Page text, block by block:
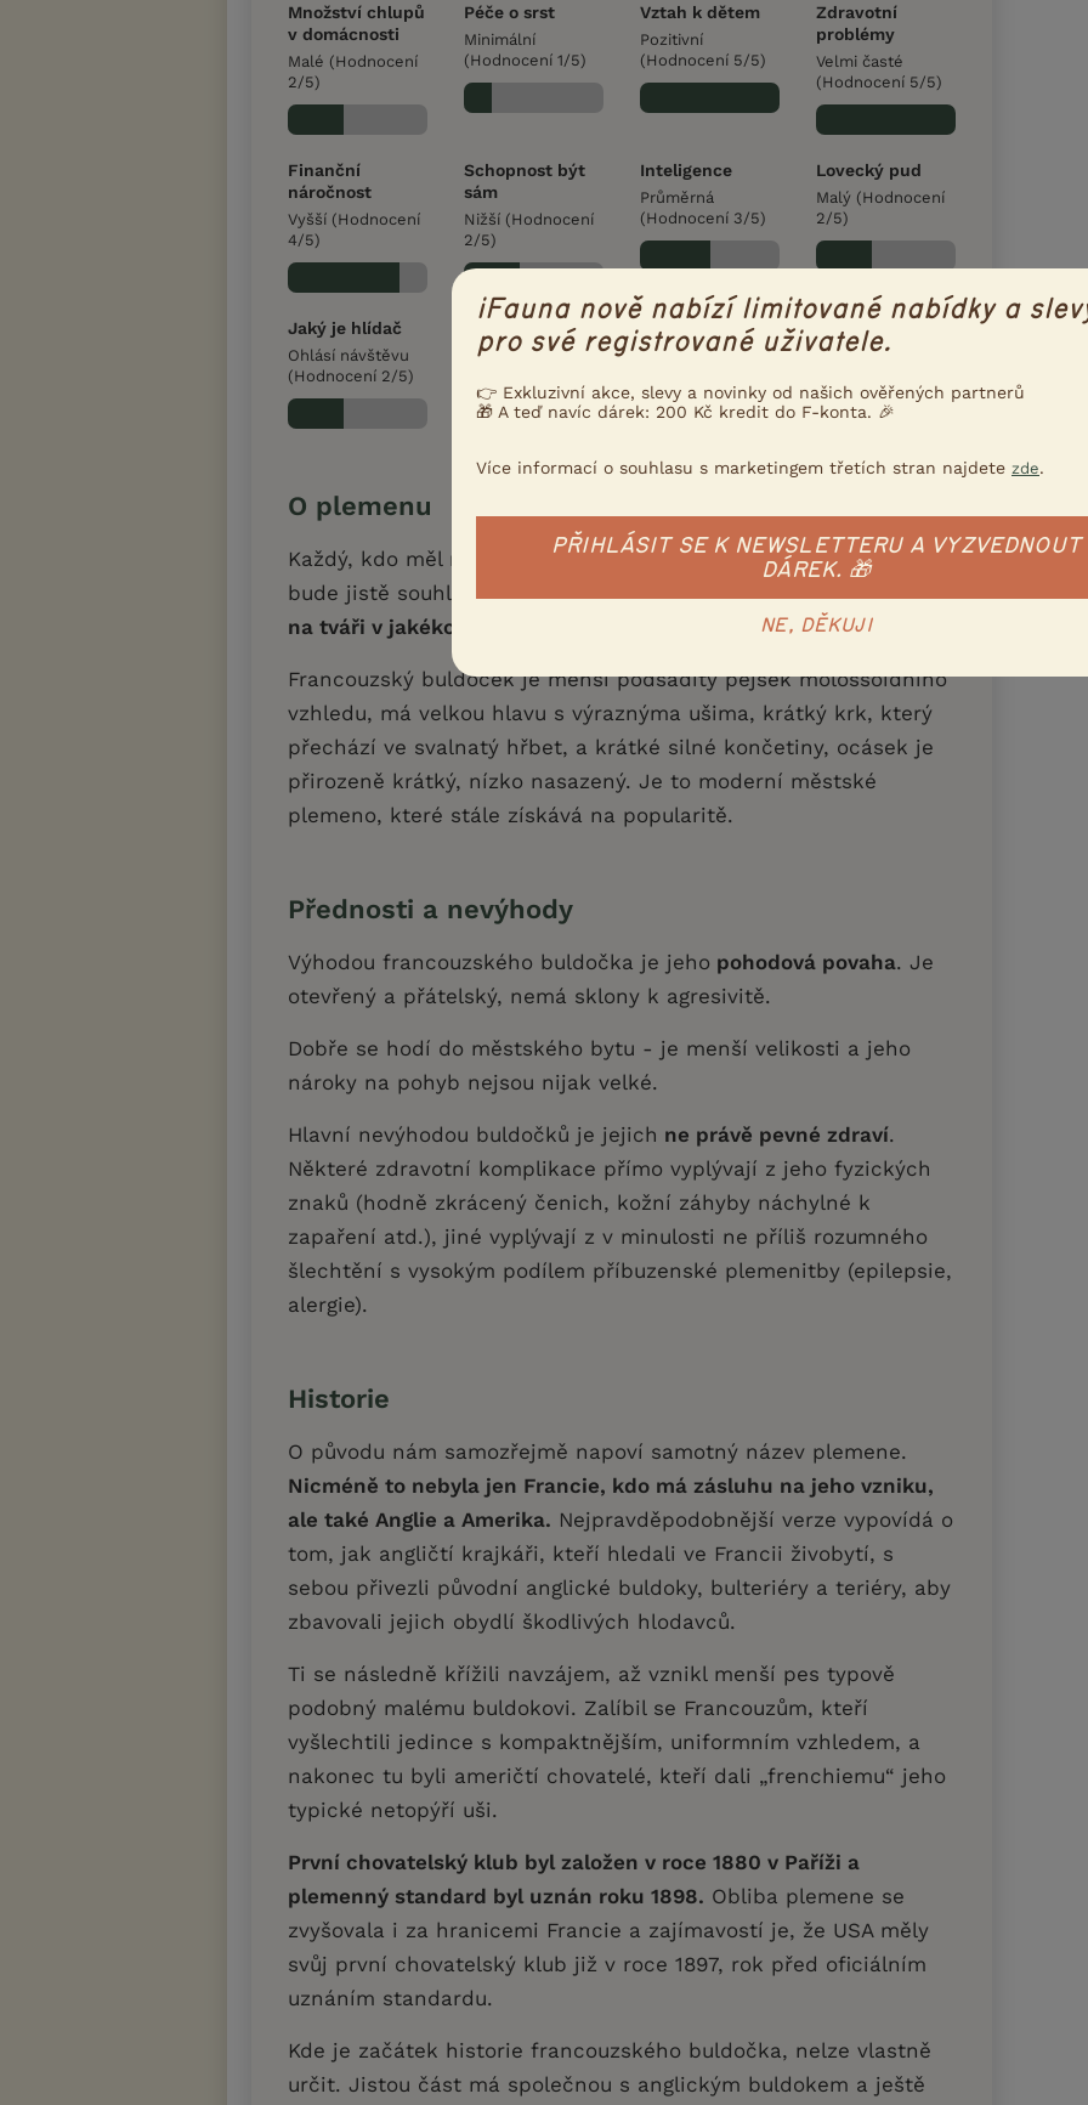
Množství chlupů
v domácnosti
Malé (Hodnocení
2/5)
Péče o srst
Minimální
(Hodnocení 1/5)
Vztah k dětem
Pozitivní
(Hodnocení 5/5)
Zdravotní
problémy
Velmi časté
(Hodnocení 5/5)
Finanční
náročnost
Vyšší (Hodnocení
4/5)
Schopnost být
sám
Nižší (Hodnocení
2/5)
Inteligence
Průměrná
(Hodnocení 3/5)
Lovecký pud
Malý (Hodnocení
2/5)
Jaký je hlídač
Ohlásí návštěvu
(Hodnocení 2/5)
O plemenu
Každý, kdo měl někdy možnost se s tímto stvořením setkat,
bude jistě souhlasit s tím, že
na tváři v jakékoliv situaci
Francouzský buldoček je menší podsaditý pejsek molossoidního
vzhledu, má velkou hlavu s výraznýma ušima, krátký krk, který
přechází ve svalnatý hřbet, a krátké silné končetiny, ocásek je
přirozeně krátký, nízko nasazený. Je to moderní městské
plemeno, které stále získává na popularitě.
Přednosti a nevýhody
Výhodou francouzského buldočka je jeho pohodová povaha. Je
otevřený a přátelský, nemá sklony k agresivitě.
Dobře se hodí do městského bytu - je menší velikosti a jeho
nároky na pohyb nejsou nijak velké.
Hlavní nevýhodou buldočků je jejich ne právě pevné zdraví.
Některé zdravotní komplikace přímo vyplývají z jeho fyzických
znaků (hodně zkrácený čenich, kožní záhyby náchylné k
zapaření atd.), jiné vyplývají z v minulosti ne příliš rozumného
šlechtění s vysokým podílem příbuzenské plemenitby (epilepsie,
alergie).
Historie
O původu nám samozřejmě napoví samotný název plemene.
Nicméně to nebyla jen Francie, kdo má zásluhu na jeho vzniku,
ale také Anglie a Amerika. Nejpravděpodobnější verze vypovídá o
tom, jak angličtí krajkáři, kteří hledali ve Francii živobytí, s
sebou přivezli původní anglické buldoky, bulteriéry a teriéry, aby
zbavovali jejich obydlí škodlivých hlodavců.
Ti se následně křížili navzájem, až vznikl menší pes typově
podobný malému buldokovi. Zalíbil se Francouzům, kteří
vyšlechtili jedince s kompaktnějším, uniformním vzhledem, a
nakonec tu byli američtí chovatelé, kteří dali „frenchiemu“ jeho
typické netopýří uši.
První chovatelský klub byl založen v roce 1880 v Paříži a
plemenný standard byl uznán roku 1898. Obliba plemene se
zvyšovala i za hranicemi Francie a zajímavostí je, že USA měly
svůj první chovatelský klub již v roce 1897, rok před oficiálním
uznáním standardu.
Kde je začátek historie francouzského buldočka, nelze vlastně
určit. Jistou část má společnou s anglickým buldokem a ještě
iFauna nově nabízí limitované nabídky a
pro své registrované uživatele.
👉 Exkluzivní akce, slevy a novinky od našich ověřených partnerů
🎁 A teď navíc dárek: 200 Kč kredit do F-konta. 🎉
Více informací o souhlasu s marketingem třetích stran najdete zde.
PŘIHLÁSIT SE K NEWSLETTERU A VYZVEDNOUT
DÁREK. 🎁
NE, DĚKUJI